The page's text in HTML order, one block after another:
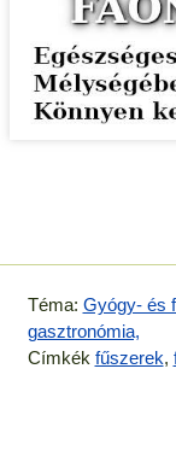
Téma: Gyógy- és
gasztronómia,
Címkék fűszerek,